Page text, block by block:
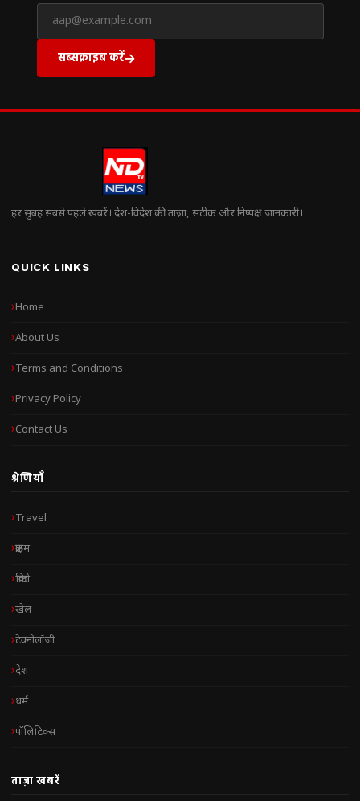
सब्सक्राइब करें
हर सुबह सबसे पहले खबरें। देश-विदेश की ताज़ा, सटीक और निष्पक्ष जानकारी।
QUICK LINKS
Home
About Us
Terms and Conditions
Privacy Policy
Contact Us
श्रेणियाँ
Travel
क्राइम
क्रिप्टो
खेल
टेक्नोलॉजी
देश
धर्म
पॉलिटिक्स
ताज़ा खबरें